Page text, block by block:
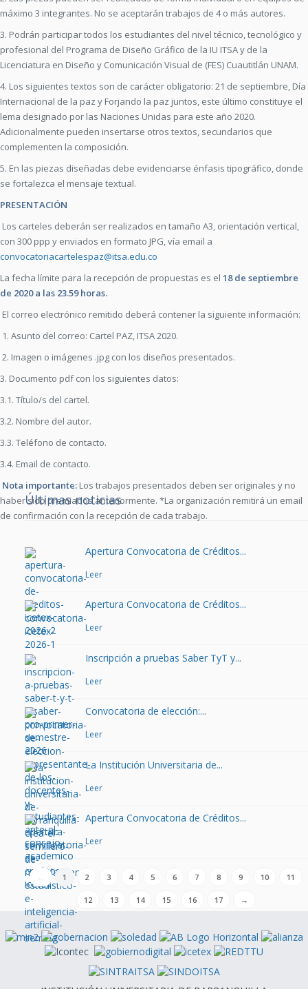
máximo 3 integrantes. No se aceptarán trabajos de 4 o más autores.
3. Podrán participar todos los estudiantes del nivel técnico, tecnológico y
profesional del Programa de Diseño Gráfico de la IU ITSA y de la
Licenciatura en Diseño y Comunicación Visual de (FES) Cuautitlán UNAM.
4. Los siguientes textos son de carácter obligatorio: 21 de septiembre, Día
Internacional de la paz y Forjando la paz juntos, este último constituye el
lema designado por las Naciones Unidas para este año 2020.
Adicionalmente pueden insertarse otros textos, secundarios que
complementen la composición.
5. En las piezas diseñadas debe evidenciarse énfasis tipográfico, donde
se fortalezca el mensaje textual.
PRESENTACIÓN
Los carteles deberán ser realizados en tamaño A3, orientación vertical,
con 300 ppp y enviados en formato JPG, vía email a
convocatoriacartelespaz@itsa.edu.co
La fecha límite para la recepción de propuestas es el 18 de septiembre
de 2020 a las 23.59 horas.
El correo electrónico remitido deberá contener la siguiente información:
1. Asunto del correo: Cartel PAZ, ITSA 2020.
2. Imagen o imágenes .jpg con los diseños presentados.
3. Documento pdf con los siguientes datos:
3.1. Título/s del cartel.
3.2. Nombre del autor.
3.3. Teléfono de contacto.
3.4. Email de contacto.
Nota importante: Los trabajos presentados deben ser originales y no
haber sido premiados anteriormente. *La organización remitirá un email
de confirmación con la recepción de cada trabajo.
Últimas noticias
Apertura Convocatoria de Créditos...
Leer
Apertura Convocatoria de Créditos...
Leer
Inscripción a pruebas Saber TyT y...
Leer
Convocatoria de elección:...
Leer
La Institución Universitaria de...
Leer
Apertura Convocatoria de Créditos...
Leer
← 1 2 3 4 5 6 7 8 9 10 11
12 13 14 15 16 17 →